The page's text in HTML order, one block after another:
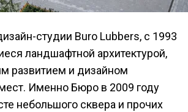
студии Buro Lubbers, с 1993
ландшафтной архитектурой,
развитием и дизайном
Именно Бюро в 2009 году
небольшого сквера и прочих